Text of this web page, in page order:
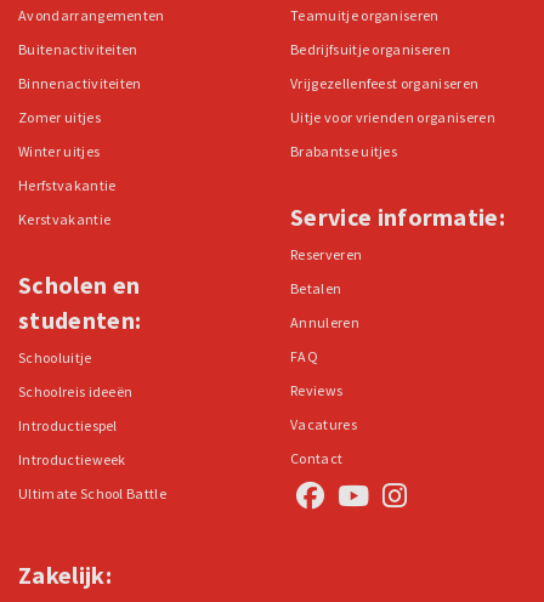
Avondarrangementen
Buitenactiviteiten
Binnenactiviteiten
Zomer uitjes
Winter uitjes
Herfstvakantie
Kerstvakantie
Scholen en
studenten:
Schooluitje
Schoolreis ideeën
Introductiespel
Introductieweek
Ultimate School Battle
Teamuitje organiseren
Bedrijfsuitje organiseren
Vrijgezellenfeest organiseren
Uitje voor vrienden organiseren
Brabantse uitjes
Service informatie:
Reserveren
Betalen
Annuleren
FAQ
Reviews
Vacatures
Contact
Zakelijk: